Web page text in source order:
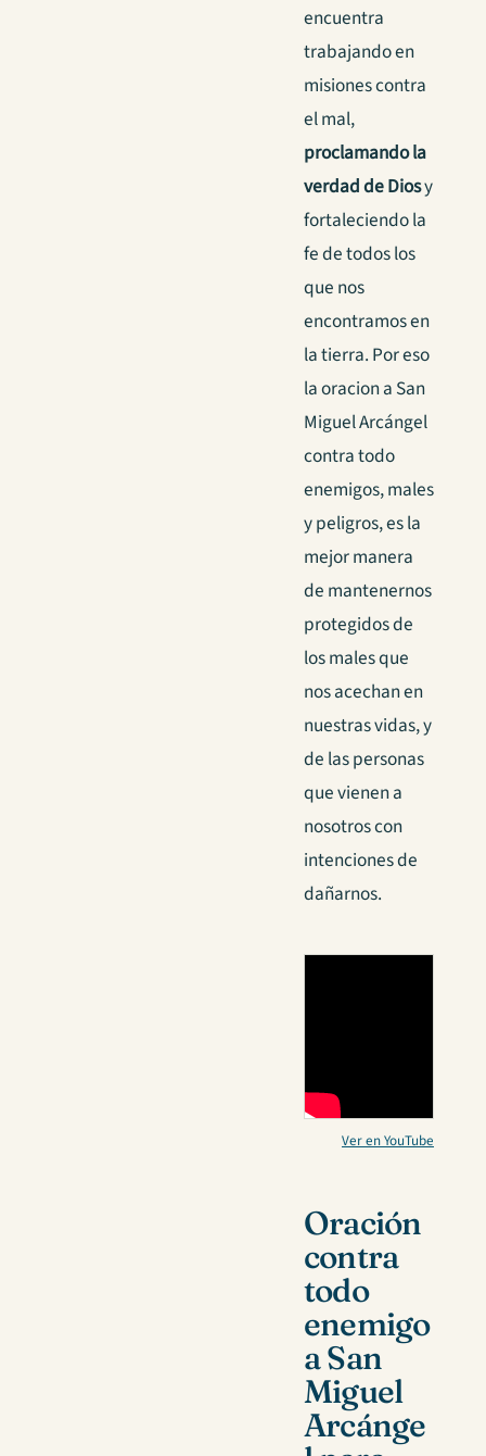
encuentra
trabajando en
misiones contra
el mal,
proclamando la
verdad de Diosy
fortaleciendo la
fe de todos los
que nos
encontramos en
la tierra. Por eso
la oracion a San
Miguel Arcángel
contra todo
enemigos, males
y peligros, es la
mejor manera
de mantenernos
protegidos de
los males que
nos acechan en
nuestras vidas, y
de las personas
que vienen a
nosotros con
intenciones de
dañarnos.
Ver en YouTube
Oración
contra
todo
enemigo
a San
Miguel
Arcánge